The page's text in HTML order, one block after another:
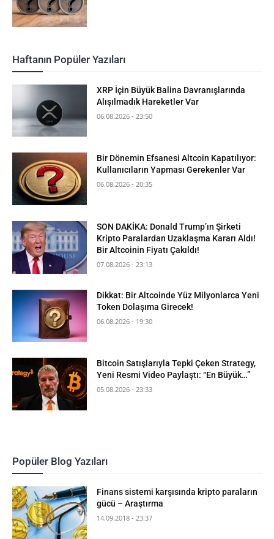
Haftanın Popüler Yazıları
XRP İçin Büyük Balina Davranışlarında
Alışılmadık Hareketler Var
06.08.2026 - 23:50
Bir Dönemin Efsanesi Altcoin Kapatılıyor:
Kullanıcıların Yapması Gerekenler Var
06.08.2026 - 20:35
SON DAKİKA: Donald Trump’ın Şirketi
Kripto Paralardan Uzaklaşma Kararı Aldı!
Bir Altcoinin Fiyatı Çakıldı!
07.08.2026 - 23:13
Dikkat: Bir Altcoinde Yüz Milyonlarca Yeni
Token Dolaşıma Girecek!
06.08.2026 - 19:30
Bitcoin Satışlarıyla Tepki Çeken Strategy,
Yeni Resmi Video Paylaştı: “En Büyük…”
05.08.2026 - 23:33
Popüler Blog Yazıları
Finans sistemi karşısında kripto paraların
gücü – Araştırma
14.09.2018 - 23:37